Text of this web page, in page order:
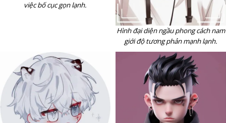
việc bố cục gọn lạnh.
Hình đại diện ngầu phong cách nam
giới độ tương phản mạnh lạnh.